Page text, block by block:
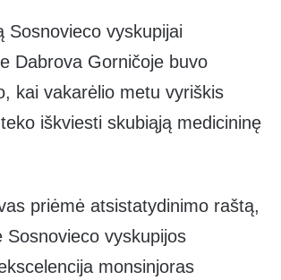
Sosnovieco vyskupijai
Dabrova Gorničoje buvo
kai vakarėlio metu vyriškis
iškviesti skubiąją medicininę
priėmė atsistatydinimo raštą,
Sosnovieco vyskupijos
monsinjoras